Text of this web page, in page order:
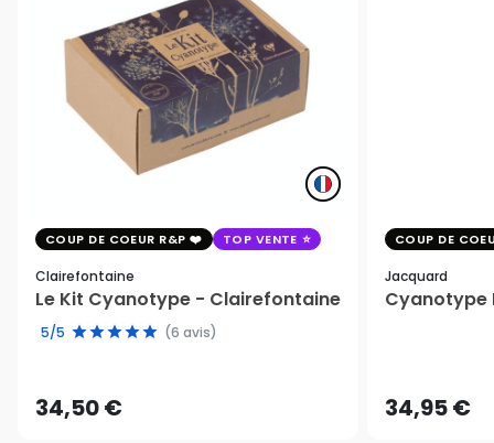
COUP DE COEUR R&P TOP VENTE
Clairefontaine
Le Kit Cyanotype - Clairefontaine
5/5 (6 avis)
34,50 €
COUP DE
Jacquard
Cyanotype
34,95 €